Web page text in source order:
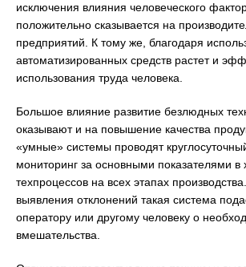
исключения влияния человеческого
положительно сказывается на
предприятий. К тому же, благодаря
автоматизированных средств растет и
использования труда человека.
Большое влияние развитие безлюдных
оказывают и на повышение качества
«умные» системы проводят
мониторинг за основными показателями в
техпроцессов на всех этапах
выявления отклонений такая система
оператору или другому человеку о
вмешательства.